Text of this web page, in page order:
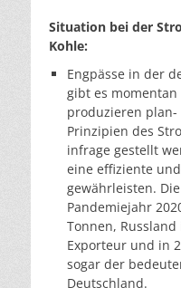
Situation bei der
Kohle:
Engpässe in der
gibt es
produzieren
Prinzipien des
infrage gestellt
eine effiziente
gewährleisten.
Pandemiejahr
Tonnen,
Exporteur und in
sogar der
Deutschland.